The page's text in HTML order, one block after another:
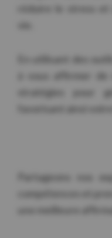
réduire le stress
En utilisant des
à vous affirmer de
stratégies pour
favorisant ainsi
Partageons nos
compétences et
une meilleure